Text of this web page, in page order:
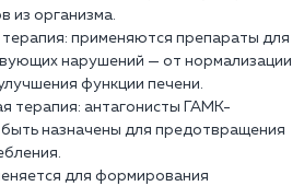
из организма.
применяются препараты для
нарушений — от нормализации
функции печени.
терапия: антагонисты ГАМК-
назначены для предотвращения
для формирования